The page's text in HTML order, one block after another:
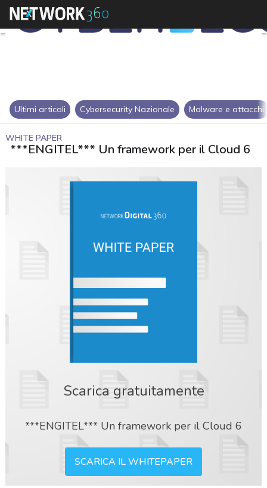
Ultimi articoli Cybersecurity Nazionale Malware e attacchi
WHITE PAPER
***ENGITEL*** Un framework per il Cloud 6
Scarica gratuitamente
***ENGITEL*** Un framework per il Cloud 6
SCARICA IL WHITEPAPER